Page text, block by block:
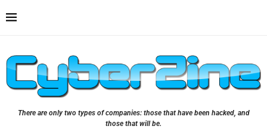
There are only two types of companies: those that have been hacked, and
those that will be.